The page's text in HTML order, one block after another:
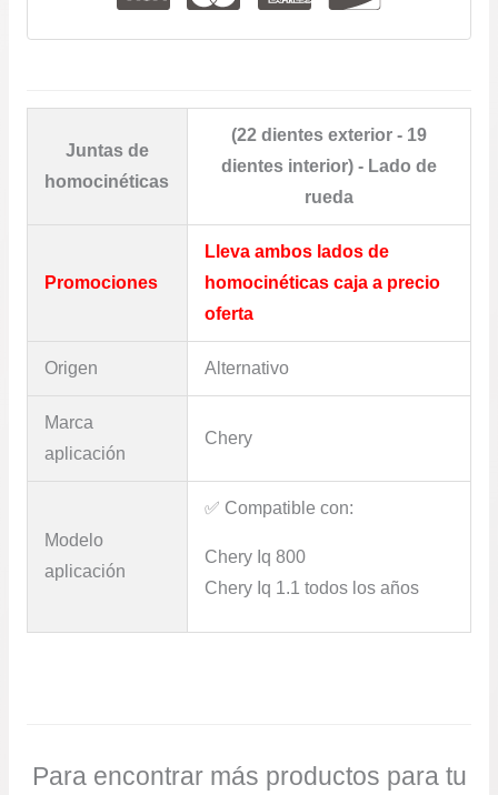
Juntas de
homocinéticas
(22 dientes exterior - 19
dientes interior) - Lado de
rueda
Promociones
Lleva ambos lados de
homocinéticas caja a precio
oferta
Origen Alternativo
Marca
aplicación
Chery
Modelo
aplicación
✅​ Compatible con:
Chery Iq 800
Chery Iq 1.1 todos los años
Para encontrar más productos para tu